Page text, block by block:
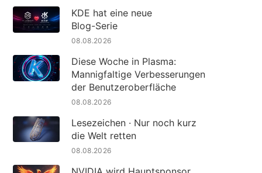
KDE hat eine neue
Blog-Serie
08.08.2026
Diese Woche in Plasma:
Mannigfaltige Verbesserungen
der Benutzeroberfläche
08.08.2026
Lesezeichen · Nur noch kurz
die Welt retten
08.08.2026